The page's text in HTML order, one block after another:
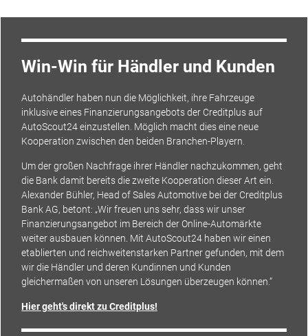
Win-Win für Händler und Kunden
Autohändler haben nun die Möglichkeit, ihre Fahrzeuge
inklusive eines Finanzierungsangebots der Creditplus auf
AutoScout24 einzustellen. Möglich macht dies eine neue
Kooperation zwischen den beiden Branchen-Playern.
Um der großen Nachfrage ihrer Händler nachzukommen, geht
die Bank damit bereits die zweite Kooperation dieser Art ein.
Alexander Bühler, Head of Sales Automotive bei der Creditplus
Bank AG, betont: „Wir freuen uns sehr, dass wir unser
Finanzierungsangebot im Bereich der Online-Automärkte
weiter ausbauen können. Mit AutoScout24 haben wir einen
etablierten und reichweitenstarken Partner gefunden, mit dem
wir die Händler und deren Kundinnen und Kunden
gleichermaßen von unseren Lösungen überzeugen können.“
Hier geht's direkt zu Creditplus!